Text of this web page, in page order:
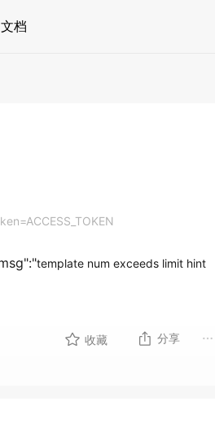
文档
template num exceeds limit hint
收藏 分享